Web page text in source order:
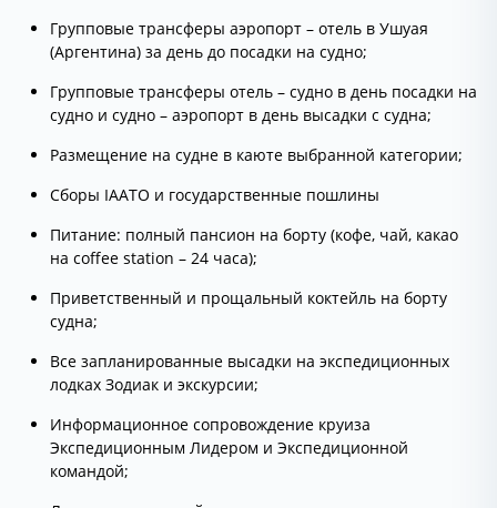
Групповые трансферы аэропорт – отель в Ушуая
(Аргентина) за день до посадки на судно;
Групповые трансферы отель – судно в день посадки на
судно и судно – аэропорт в день высадки с судна;
Размещение на судне в каюте выбранной категории;
Сборы IAATO и государственные пошлины
Питание: полный пансион на борту (кофе, чай, какао
на coffee station – 24 часа);
Приветственный и прощальный коктейль на борту
судна;
Все запланированные высадки на экспедиционных
лодках Зодиак и экскурсии;
Информационное сопровождение круиза
Экспедиционным Лидером и Экспедиционной
командой;